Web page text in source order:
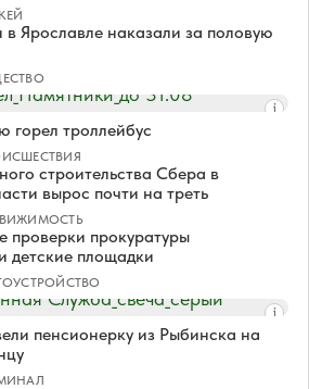
Ярославле наказали за половую
горел троллейбус
строительства Сбера в
вырос почти на треть
проверки прокуратуры
детские площадки
пенсионерку из Рыбинска на